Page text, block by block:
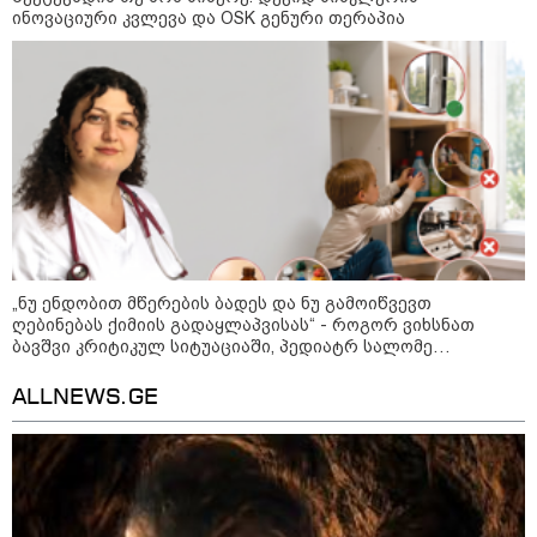
როგორ ჩავიცვათ 40 წლის
შემდეგ: მილიონერების
სტილისტის 8 ოქროს წესი და
აუცილებელი სამოსი
მსოფლიო
ინოვაციური კვლევა და OSK გენური თერაპია
„ნუ ენდობით მწერების ბადეს და ნუ გამოიწვევთ
ღებინებას ქიმიის გადაყლაპვისას“ - როგორ ვიხსნათ
ბავშვი კრიტიკულ სიტუაციაში, პედიატრ სალომე
ALLNEWS.GE